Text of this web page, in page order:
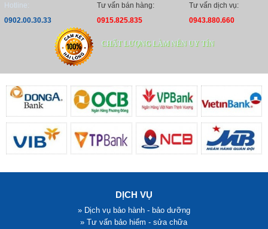
- Xuất xứ: VIỆT NAM -
- Tình trạng: Mới 100%
- Năm sản xuất: 2026
- Tải trọng: 7 tấn
- Trả trước: 450 triệu
Xem chi tiết Đặt hàng
- Xuất xứ: Việt Nam -
- Tình trạng: Mới 100%
- Tải trọng: 7.8 tấn
Xem chi tiết Đặt hàng
Hotline:
0902.00.30.33
Tư vấn bán hàng:
0915.825.835
Tư vấn dịch vụ:
0943.880.660
CHẤT LƯỢNG LÀM NÊN UY TÍN
DỊCH VỤ
» Dịch vụ bảo hành - bảo dưỡng
» Tư vấn bảo hiểm - sửa chữa